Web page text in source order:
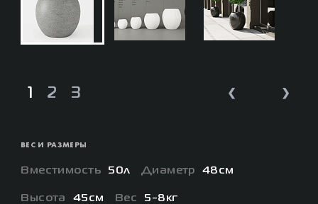
2 3 ❮ ❯
ВЕС И РАЗМЕРЫ
Вместимость 50л Диаметр 48см
Высота 45см Вес 5-8кг